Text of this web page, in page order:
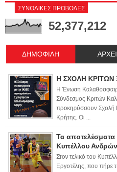
ΣΥΝΟΛΙΚΕΣ ΠΡΟΒΟΛΕΣ
52,377,212
ΔΗΜΟΦΙΛΗ
Η ΣΧΟΛΗ ΚΡΙΤΩΝ
Η Ένωση
Σύνδεσμος Κριτών
προκηρύσσουν Σχολή
Κρήτης. Οι ...
Τα
Κυπέλλου
Στον τελικό του
Εργοτέλης, που πήρε